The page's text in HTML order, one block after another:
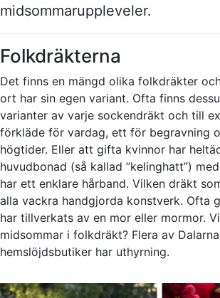
midsommaruppleveler.
Folkdräkterna
Det finns en mängd olika folkdräkter
ort har sin egen variant. Ofta finns
varianter av varje sockendräkt och till
förkläde för vardag, ett för begravning
högtider. Eller att gifta kvinnor har
huvudbonad (så kallad ”kelinghatt”)
har ett enklare hårband. Vilken dräkt
alla vackra handgjorda konstverk. Ofta
har tillverkats av en mor eller mormor.
midsommar i folkdräkt? Flera av
hemslöjdsbutiker har uthyrning.